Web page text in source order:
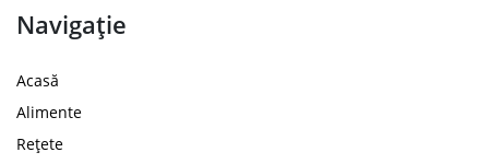
Navigație
Acasă
Alimente
Rețete